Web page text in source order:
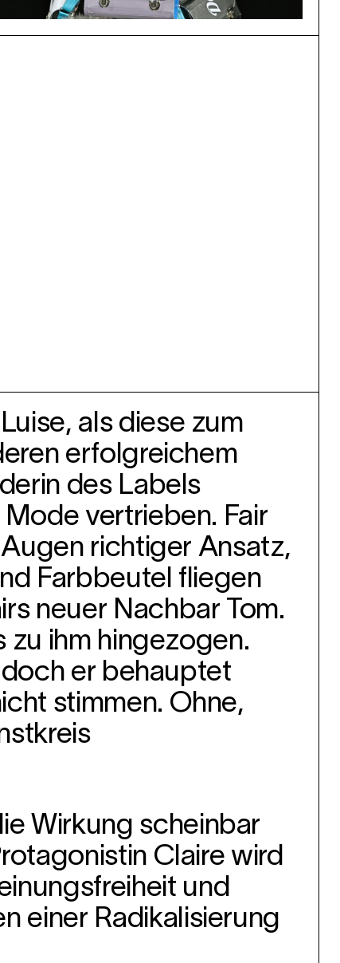
als diese zum
erfolgreichem
des Labels
vertrieben. Fair
richtiger Ansatz,
Farbbeutel fliegen
neuer Nachbar Tom.
zu ihm hingezogen.
doch er behauptet
stimmen. Ohne,
Wirkung scheinbar
Claire wird
und
einer Radikalisierung